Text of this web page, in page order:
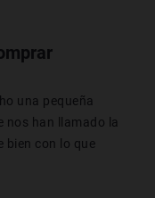
una pequeña
nos han llamado la
bien con lo que